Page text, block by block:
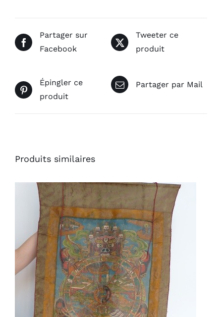
Partager sur
Facebook
Tweeter ce
produit
Épingler ce
produit
Partager par Mail
Produits similaires
AJOUTER AU PANIER
/
DÉTAILS